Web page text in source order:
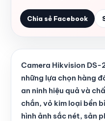
Chia sẻ Facebook
Camera Hikvision DS-
những lựa chọn hàng
an ninh hiệu quả và
chắn, vỏ kim loại bền
hình ảnh sắc nét, sản